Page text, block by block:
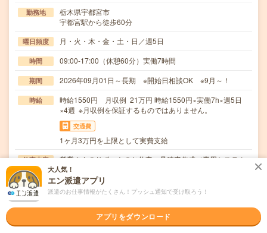
勤務地
栃木県宇都宮市
宇都宮駅から徒歩60分
曜日頻度 月・火・木・金・土・日／週5日
時間 09:00-17:00（休憩60分）実働7時間
期間 2026年09月01日～長期 ※開始日相談OK ※9月～！
時給
時給1550円 月収例 21万円 時給1550円×実働7h×週5日
×4週 ※月収例を保証するものではありません。
交通費
1ヶ月3万円を上限として実費支給
仕事内容
営業さんのサポートのお仕事・見積書作成（専用システム
使用）・専用システムへのデータ入力・発注データの…
応募資格
職種未経験OK / ブランクOK / 英語力不要
■未経験OK！
大人気！
エン派遣アプリ
派遣のお仕事情報がたくさん！プッシュ通知で受け取ろう！
アプリをダウンロード